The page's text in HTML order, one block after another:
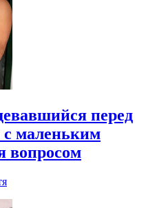
перед
маленьким
вопросом